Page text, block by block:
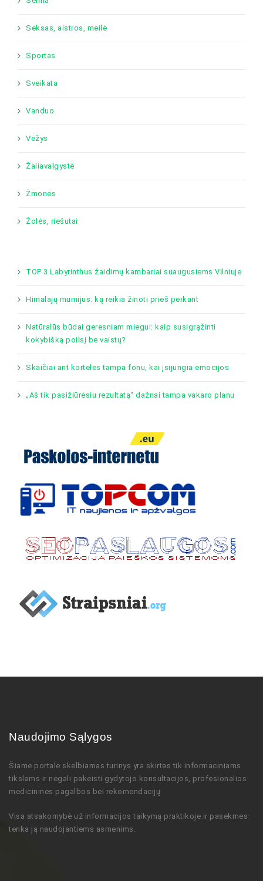
Seksas, aistros, meilė
Sportas
Sveikata
Vanduo
Vėžys
Žaliavalgystė
Žmonės
Žolės, riešutai
TOP 3 Labyrinthus žaidimų kambariai suaugusiems Vilniuje
Himalajų mumijus: ką reikia žinoti prieš perkant
Natūralūs būdai geresniam miegui: kaip susigrąžinti
kokybišką poilsį be vaistų?
Skaičiai ant kortelės tampa fonu, kai įsijungia emocijos
„Aš tik pasižiūrėsiu rezultatą“ dažnai tampa vakaro planu
Naudojimo Sąlygos
Šiame portale skelbiamas turinys yra skirtas tik informaciniams
tikslams ir negali pakeisti gydytojo konsultacijos, profesionalios
medicininės pagalbos bei rekomendacijų.
Visa atsakomybė už informacijos taikymą praktikoje ir pasekmes
tenka ją naudojantiems asmenims.